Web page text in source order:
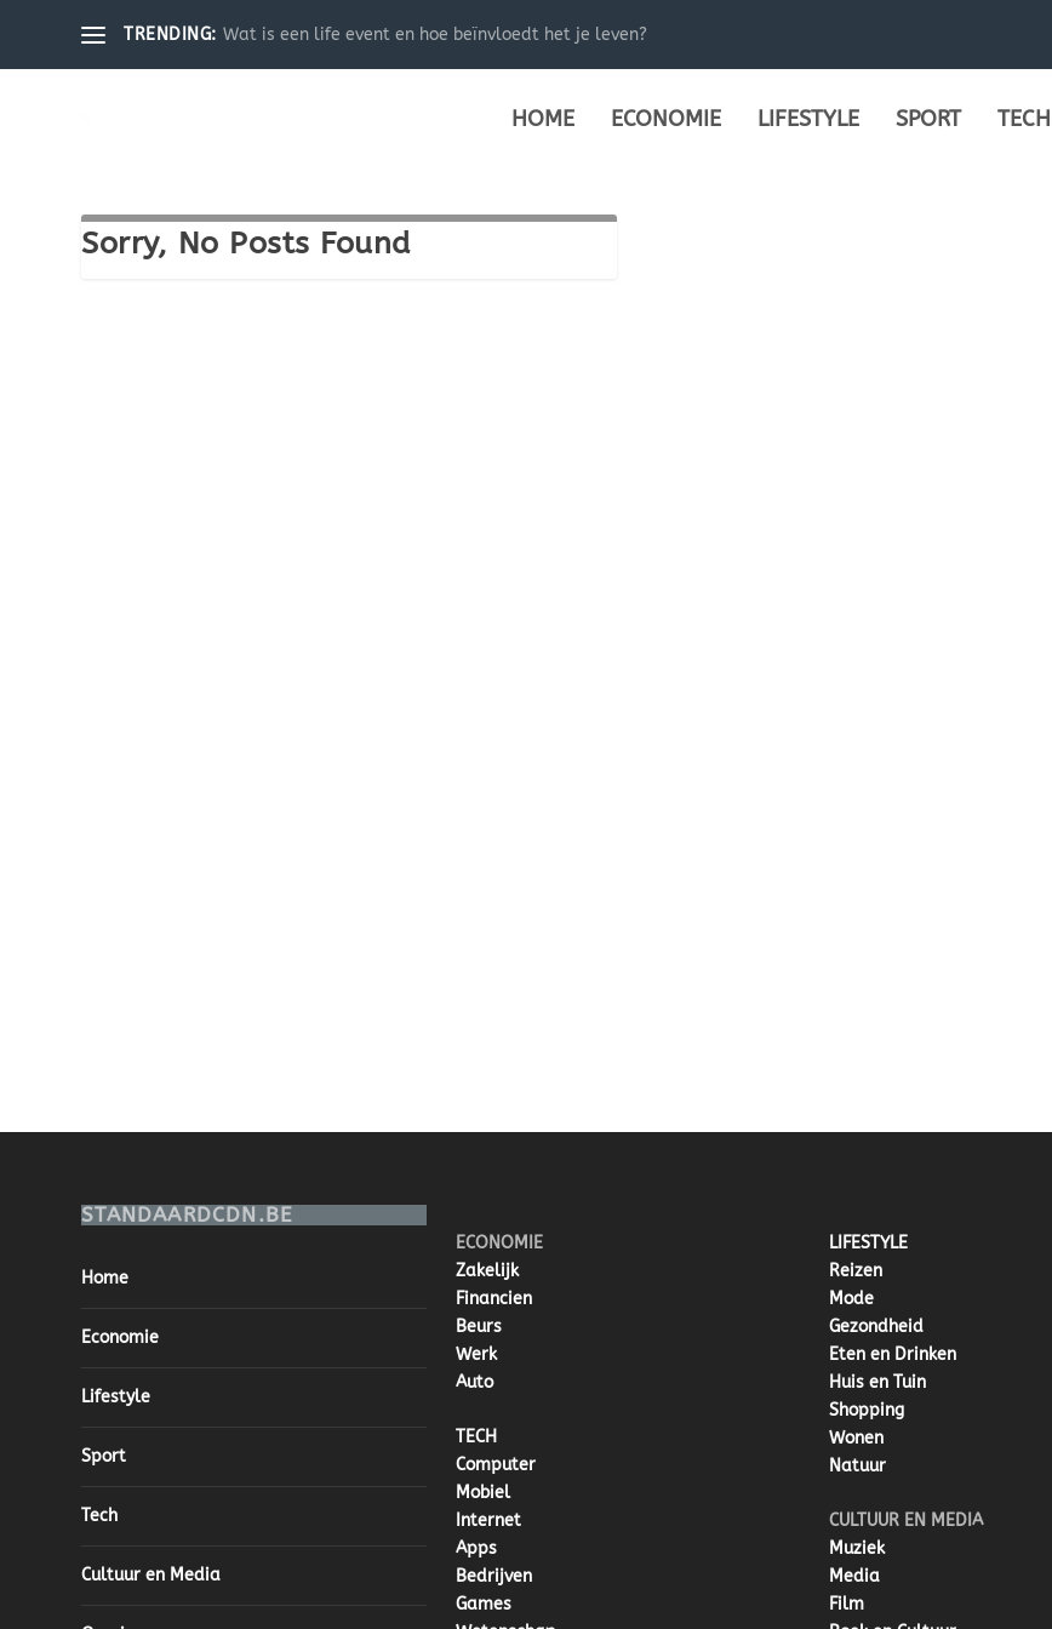
TRENDING: Wat is een life event en hoe beïnvloedt het je leven?
HOME ECONOMIE LIFESTYLE SPORT TECH
Sorry, No Posts Found
STANDAARDCDN.BE
Home
Economie
Lifestyle
Sport
Tech
Cultuur en Media
ECONOMIE
Zakelijk
Financien
Beurs
Werk
Auto
TECH
Computer
Mobiel
Internet
Apps
Bedrijven
Games
LIFESTYLE
Reizen
Mode
Gezondheid
Eten en Drinken
Huis en Tuin
Shopping
Wonen
Natuur
CULTUUR EN MEDIA
Muziek
Media
Film